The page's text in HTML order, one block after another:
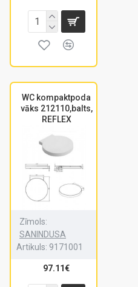
WC kompaktpoda
vāks 212110,balts,
REFLEX
Zīmols:
SANINDUSA
Artikuls: 9171001
97.11€